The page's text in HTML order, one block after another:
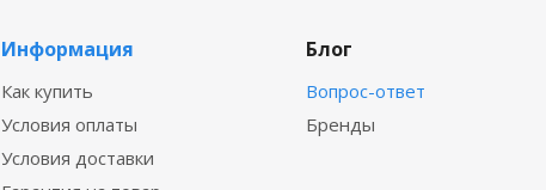
Информация
Как купить
Условия оплаты
Условия доставки
Блог
Вопрос-ответ
Бренды